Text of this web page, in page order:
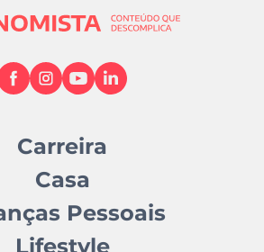
Carreira
Casa
Pessoais
Lifestyle